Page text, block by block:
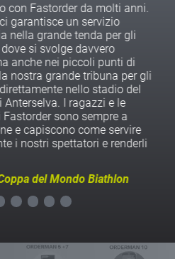
“Noi della SV KALTERN
collaboriamo già da diversi anni
ditta Fastorder alla festa del
Caldaro e ad altri eventi più grandi.
L'esperienza del team intorno a
Stefan e Manni, ci facilita
l'organizzazione e la disposizione
cucina e lo svolgimento generale.
di problemi o domande, il
cordiale è sempre disponibile ad
Utilizzando Fastorder, le vendite
semplici. Continueremo a lavorare
Fastorder in futuro.“
SV Caldaro Hockey su Ghiaccio